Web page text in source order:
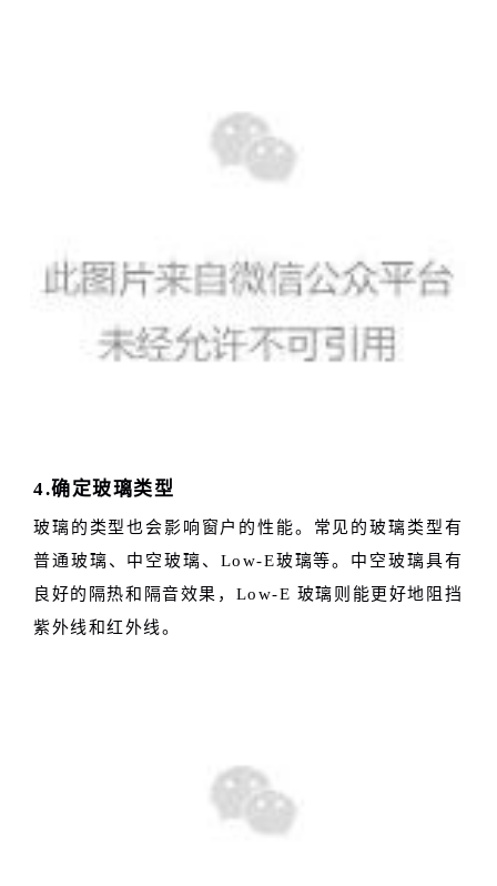
4.确定玻璃类型
玻璃的类型也会影响窗户的性能。常见的玻璃类型有
普通玻璃、中空玻璃、Low-E玻璃等。中空玻璃具有
良好的隔热和隔音效果，Low-E 玻璃则能更好地阻挡
紫外线和红外线。